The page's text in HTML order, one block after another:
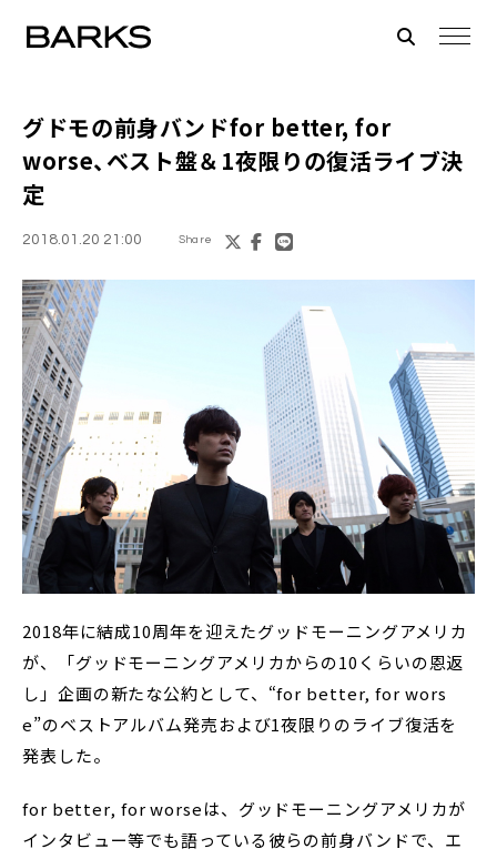
グドモの前身バンドfor better, for
worse、ベスト盤＆1夜限りの復活ライブ決
定
2018.01.20 21:00 Share
2018年に結成10周年を迎えたグッドモーニングアメリカ
が、「グッドモーニングアメリカからの10くらいの恩返
し」企画の新たな公約として、“for better, for wors
e”のベストアルバム発売および1夜限りのライブ復活を
発表した。
for better, for worseは、グッドモーニングアメリカが
インタビュー等でも語っている彼らの前身バンドで、エ